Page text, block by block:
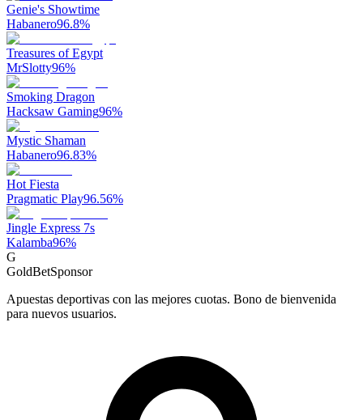
Genie's Showtime
Habanero96.8%
Treasures of Egypt
MrSlotty96%
Smoking Dragon
Hacksaw Gaming96%
Mystic Shaman
Habanero96.83%
Hot Fiesta
Pragmatic Play96.56%
Jingle Express 7s
Kalamba96%
G
GoldBetSponsor
Apuestas deportivas con las mejores cuotas. Bono de bienvenida
para nuevos usuarios.